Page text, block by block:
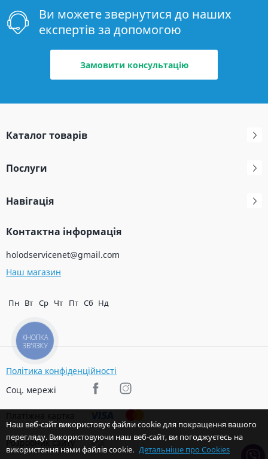
Ви можете звернутися до наших
експертів за допомогою
Замовити консультацію
Каталог товарів
Послуги
Навігація
Контактна інформація
holodservicenet@gmail.com
Наш магазин
Пн Вт Ср Чт Пт Сб Нд
Політика конфіденційності
Соц. мережі
Розробник сайту
Наш веб-сайт використовує файли cookie для покращення вашого
перегляду. Використовуючи наш веб-сайт, ви погоджуєтесь на
використання нами файлів cookie. Детальніше про Cookies
КНОПКА
ЗВ'ЯЗКУ